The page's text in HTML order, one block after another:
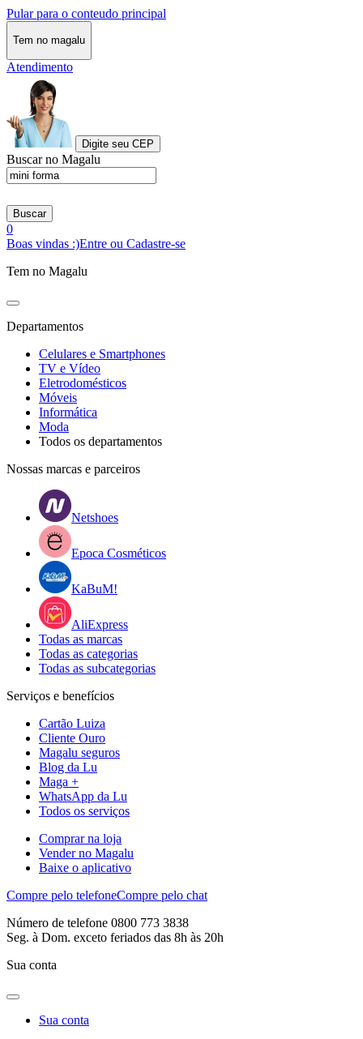
Pular para o conteudo principal
Tem no magalu
Atendimento
Digite seu CEP
Buscar no Magalu
Buscar
0
Boas vindas :)Entre ou Cadastre-se
Tem no Magalu
Departamentos
Celulares e Smartphones
TV e Vídeo
Eletrodomésticos
Móveis
Informática
Moda
Todos os departamentos
Nossas marcas e parceiros
Netshoes
Epoca Cosméticos
KaBuM!
AliExpress
Todas as marcas
Todas as categorias
Todas as subcategorias
Serviços e benefícios
Cartão Luiza
Cliente Ouro
Magalu seguros
Blog da Lu
Maga +
WhatsApp da Lu
Todos os serviços
Comprar na loja
Vender no Magalu
Baixe o aplicativo
Compre pelo telefoneCompre pelo chat
Número de telefone 0800 773 3838
Seg. à Dom. exceto feriados das 8h às 20h
Sua conta
Sua conta